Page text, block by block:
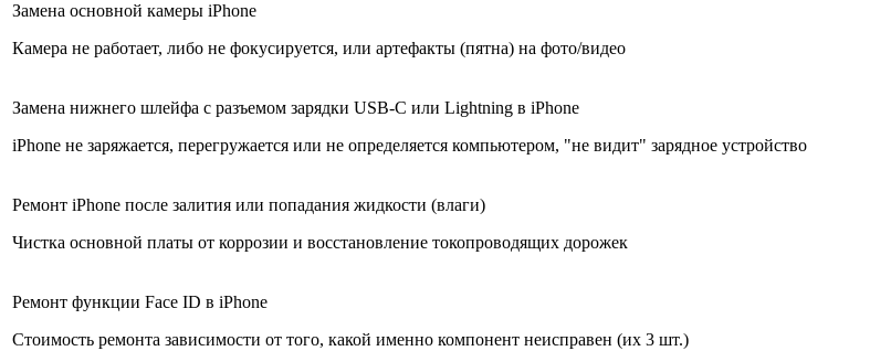
Замена основной камеры iPhone
Камера не работает, либо не фокусируется, или артефакты (пятна) на фото/видео
Замена нижнего шлейфа с разъемом зарядки USB-C или Lightning в iPhone
iPhone не заряжается, перегружается или не определяется компьютером, "не видит" зарядное устройство
Ремонт iPhone после залития или попадания жидкости (влаги)
Чистка основной платы от коррозии и восстановление токопроводящих дорожек
Ремонт функции Face ID в iPhone
Стоимость ремонта зависимости от того, какой именно компонент неисправен (их 3 шт.)